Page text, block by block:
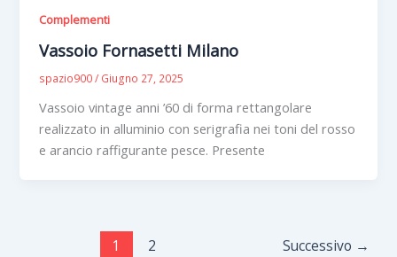
Complementi
Vassoio Fornasetti Milano
spazio900/ Giugno 27, 2025
Vassoio vintage anni ’60 di forma rettangolare
realizzato in alluminio con serigrafia nei toni del rosso
e arancio raffigurante pesce. Presente
1 2 Successivo →